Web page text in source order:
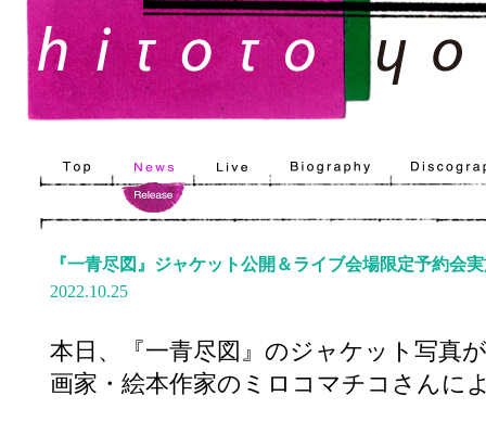
『一青尽図』ジャケット公開＆ライブ会場限定予約会
2022.10.25
本日、『一青尽図』のジャケット写真
画家・絵本作家のミロコマチコさんに